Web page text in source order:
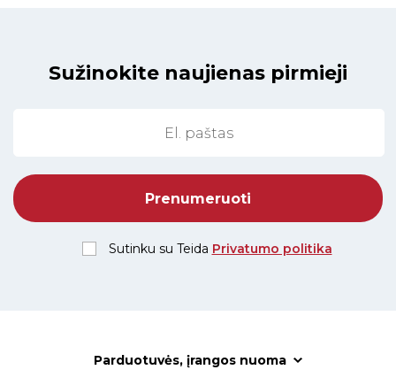
Sužinokite naujienas pirmieji
Sutinku su Teida Privatumo politika
Parduotuvės, įrangos nuoma